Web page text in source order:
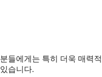
들에게는 특히 더욱 매력
습니다.